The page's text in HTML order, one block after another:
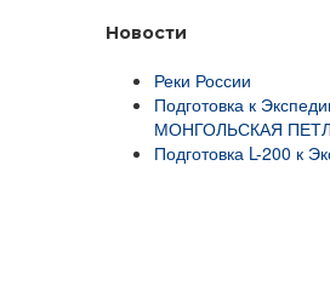
Новости
Реки России
Подготовка к
МОНГОЛЬСКАЯ
Подготовка L-200 к